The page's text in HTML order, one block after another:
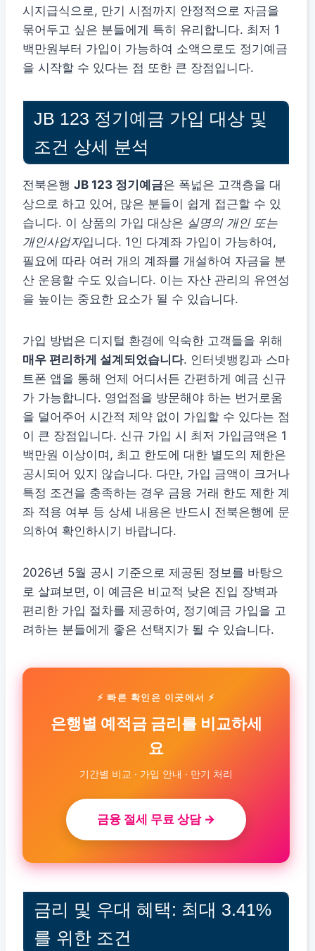
시지급식으로, 만기 시점까지 안정적으로 자금을
묶어두고 싶은 분들에게 특히 유리합니다. 최저 1
백만원부터 가입이 가능하여 소액으로도 정기예금
을 시작할 수 있다는 점 또한 큰 장점입니다.
JB 123 정기예금 가입 대상 및
조건 상세 분석
전북은행 JB 123 정기예금은 폭넓은 고객층을 대
상으로 하고 있어, 많은 분들이 쉽게 접근할 수 있
습니다. 이 상품의 가입 대상은 실명의 개인 또는
개인사업자입니다. 1인 다계좌 가입이 가능하여,
필요에 따라 여러 개의 계좌를 개설하여 자금을 분
산 운용할 수도 있습니다. 이는 자산 관리의 유연성
을 높이는 중요한 요소가 될 수 있습니다.
가입 방법은 디지털 환경에 익숙한 고객들을 위해
매우 편리하게 설계되었습니다. 인터넷뱅킹과 스마
트폰 앱을 통해 언제 어디서든 간편하게 예금 신규
가 가능합니다. 영업점을 방문해야 하는 번거로움
을 덜어주어 시간적 제약 없이 가입할 수 있다는 점
이 큰 장점입니다. 신규 가입 시 최저 가입금액은 1
백만원 이상이며, 최고 한도에 대한 별도의 제한은
공시되어 있지 않습니다. 다만, 가입 금액이 크거나
특정 조건을 충족하는 경우 금융 거래 한도 제한 계
좌 적용 여부 등 상세 내용은 반드시 전북은행에 문
의하여 확인하시기 바랍니다.
2026년 5월 공시 기준으로 제공된 정보를 바탕으
로 살펴보면, 이 예금은 비교적 낮은 진입 장벽과
편리한 가입 절차를 제공하여, 정기예금 가입을 고
려하는 분들에게 좋은 선택지가 될 수 있습니다.
⚡ 빠른 확인은 이곳에서 ⚡
은행별 예적금 금리를 비교하세
요
기간별 비교 · 가입 안내 · 만기 처리
금융 절세 무료 상담 →
금리 및 우대 혜택: 최대 3.41%
를 위한 조건